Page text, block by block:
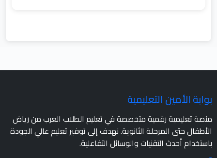
بوابة الأمين التعليمية
منصة تعليمية رقمية متخصصة في تعليم الطلاب العرب من رياض
الأطفال حتى المرحلة الثانوية. نهدف إلى توفير تعليم عالي الجودة
باستخدام أحدث التقنيات والوسائل التفاعلية.